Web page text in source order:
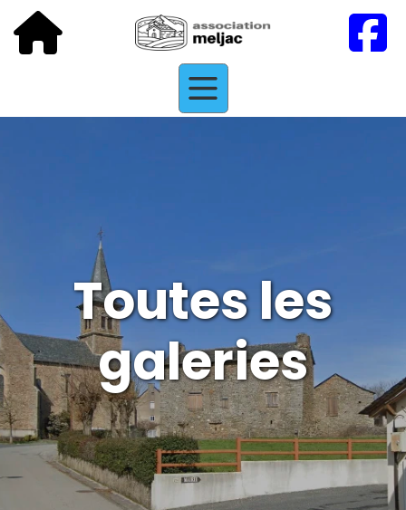
Toutes les
galeries